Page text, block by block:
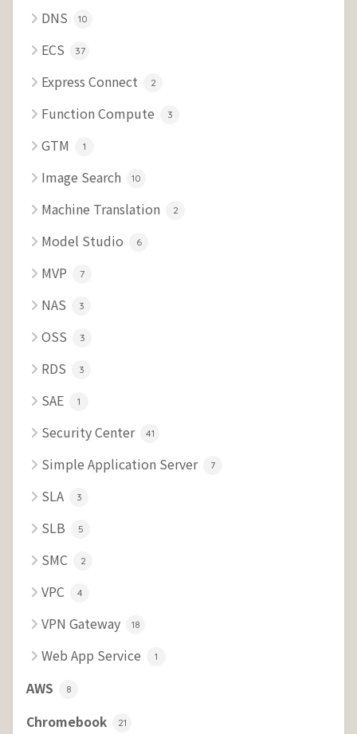
DNS 10
ECS 37
Express Connect 2
Function Compute 3
GTM 1
Image Search 10
Machine Translation 2
Model Studio 6
MVP 7
NAS 3
OSS 3
RDS 3
SAE 1
Security Center 41
Simple Application Server 7
SLA 3
SLB 5
SMC 2
VPC 4
VPN Gateway 18
Web App Service 1
AWS 8
Chromebook 21